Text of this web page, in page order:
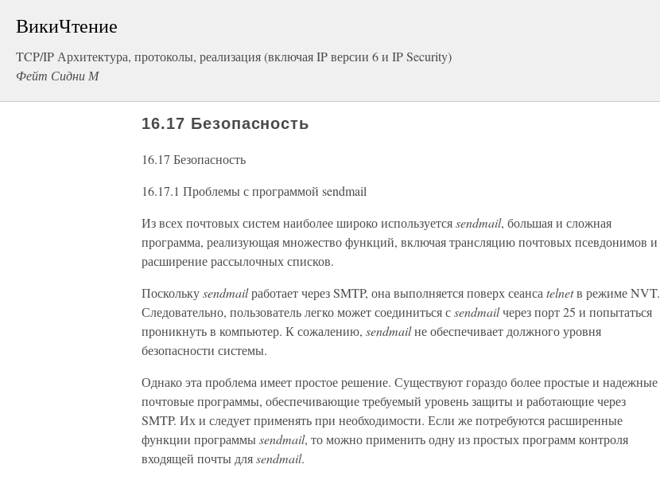
ВикиЧтение
TCP/IP Архитектура, протоколы, реализация (включая IP версии 6 и IP Security)
Фейт Сидни М
16.17 Безопасность
16.17 Безопасность
16.17.1 Проблемы с программой sendmail
Из всех почтовых систем наиболее широко используетсяsendmail, большая и сложная
программа, реализующая множество функций, включая трансляцию почтовых псевдонимов и
расширение рассылочных списков.
Посколькуsendmailработает через SMTP, она выполняется поверх сеанса telnetв режиме NVT.
Следовательно, пользователь легко может соединиться сsendmailчерез порт 25 и попытаться
проникнуть в компьютер. К сожалению, sendmailне обеспечивает должного уровня
безопасности системы.
Однако эта проблема имеет простое решение. Существуют гораздо более простые и надежные
почтовые программы, обеспечивающие требуемый уровень защиты и работающие через
SMTP. Их и следует применять при необходимости. Если же потребуются расширенные
функции программыsendmail, то можно применить одну из простых программ контроля
входящей почты дляsendmail.